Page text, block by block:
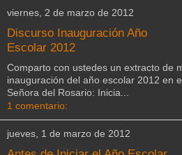
viernes, 2 de marzo de 2012
Discurso Inauguración Año
Escolar 2012
Comparto con ustedes un extracto de
inauguración del año escolar 2012 en
Señora del Rosario: Inicia...
1 comentario:
jueves, 1 de marzo de 2012